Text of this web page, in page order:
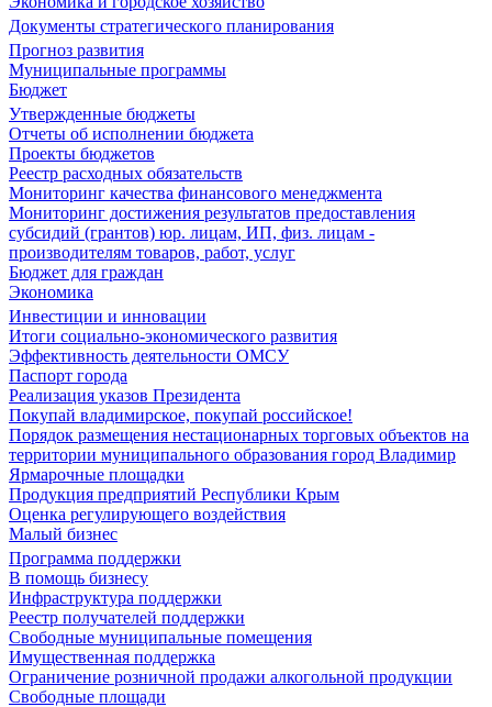
Документы стратегического планирования
Прогноз развития
Муниципальные программы
Бюджет
Утвержденные бюджеты
Отчеты об исполнении бюджета
Проекты бюджетов
Реестр расходных обязательств
Мониторинг качества финансового менеджмента
Мониторинг достижения результатов предоставления
субсидий (грантов) юр. лицам, ИП, физ. лицам -
производителям товаров, работ, услуг
Бюджет для граждан
Экономика
Инвестиции и инновации
Итоги социально-экономического развития
Эффективность деятельности ОМСУ
Паспорт города
Реализация указов Президента
Покупай владимирское, покупай российское!
Порядок размещения нестационарных торговых объектов на
территории муниципального образования город Владимир
Ярмарочные площадки
Продукция предприятий Республики Крым
Оценка регулирующего воздействия
Малый бизнес
Программа поддержки
В помощь бизнесу
Инфраструктура поддержки
Реестр получателей поддержки
Свободные муниципальные помещения
Имущественная поддержка
Ограничение розничной продажи алкогольной продукции
Свободные площади